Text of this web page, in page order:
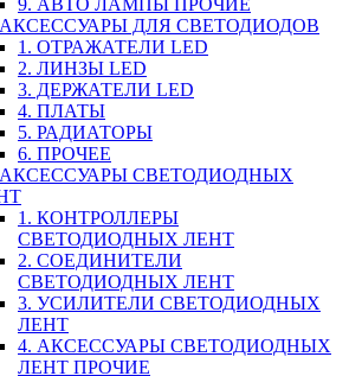
9. АВТО ЛАМПЫ ПРОЧИЕ
АКСЕССУАРЫ ДЛЯ СВЕТОДИОДОВ
1. ОТРАЖАТЕЛИ LED
2. ЛИНЗЫ LED
3. ДЕРЖАТЕЛИ LED
4. ПЛАТЫ
5. РАДИАТОРЫ
6. ПРОЧЕЕ
АКСЕССУАРЫ СВЕТОДИОДНЫХ
1. КОНТРОЛЛЕРЫ
СВЕТОДИОДНЫХ ЛЕНТ
2. СОЕДИНИТЕЛИ
СВЕТОДИОДНЫХ ЛЕНТ
3. УСИЛИТЕЛИ СВЕТОДИОДНЫХ
ЛЕНТ
4. АКСЕССУАРЫ СВЕТОДИОДНЫХ
ЛЕНТ ПРОЧИЕ